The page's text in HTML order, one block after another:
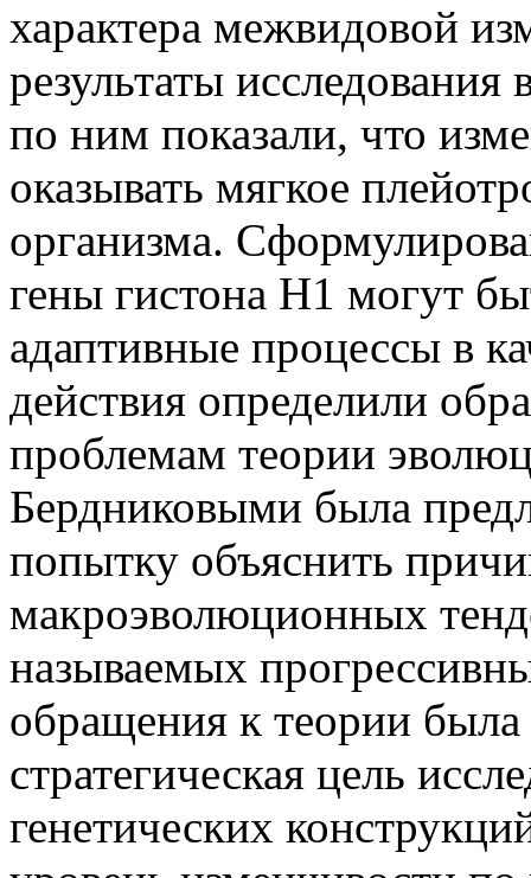
характера межвидовой
результаты
по ним показали, что
оказывать мягкое
организма.
гены гистона Н1 могут
адаптивные процессы в
действия определили
проблемам теории
Бердниковыми была
попытку объяснить
макроэволюционных
называемых
обращения к теории
стратегическая цель
генетических